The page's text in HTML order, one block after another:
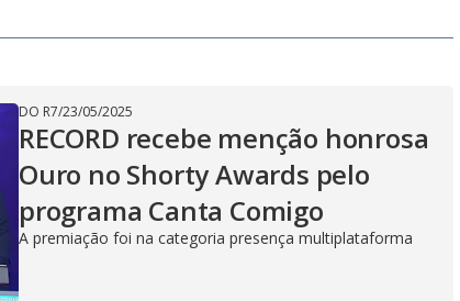
DO R7/23/05/2025
RECORD recebe menção honrosa
Ouro no Shorty Awards pelo
programa Canta Comigo
A premiação foi na categoria presença multiplataforma